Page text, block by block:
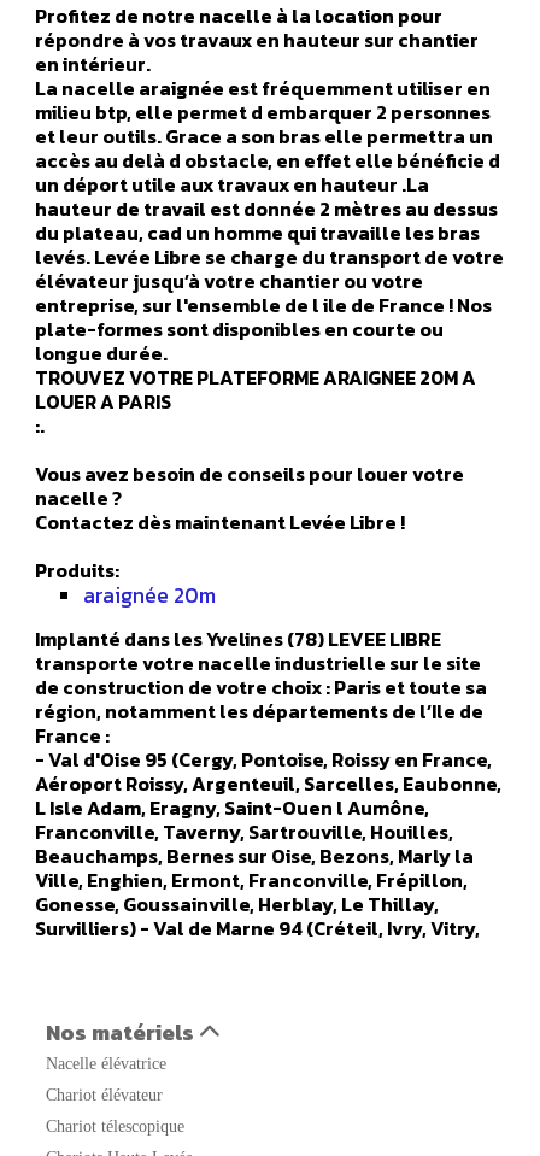
Profitez de notre nacelle à la location pour
répondre à vos travaux en hauteur sur chantier
en intérieur.
La nacelle araignée est fréquemment utiliser en
milieu btp, elle permet d embarquer 2 personnes
et leur outils. Grace a son bras elle permettra un
accès au delà d obstacle, en effet elle bénéficie d
un déport utile aux travaux en hauteur .La
hauteur de travail est donnée 2 mètres au dessus
du plateau, cad un homme qui travaille les bras
levés. Levée Libre se charge du transport de votre
élévateur jusqu’à votre chantier ou votre
entreprise, sur l'ensemble de l ile de France ! Nos
plate-formes sont disponibles en courte ou
longue durée.
TROUVEZ VOTRE PLATEFORME ARAIGNEE 20M A
LOUER A PARIS
:.
Vous avez besoin de conseils pour louer votre
nacelle ?
Contactez dès maintenant Levée Libre !
Produits:
araignée 20m
Implanté dans les Yvelines (78) LEVEE LIBRE
transporte votre nacelle industrielle sur le site
de construction de votre choix : Paris et toute sa
région, notamment les départements de l’Ile de
France :
- Val d'Oise 95 (Cergy, Pontoise, Roissy en France,
Aéroport Roissy, Argenteuil, Sarcelles, Eaubonne,
L Isle Adam, Eragny, Saint-Ouen l Aumône,
Franconville, Taverny, Sartrouville, Houilles,
Beauchamps, Bernes sur Oise, Bezons, Marly la
Ville, Enghien, Ermont, Franconville, Frépillon,
Gonesse, Goussainville, Herblay, Le Thillay,
Survilliers) - Val de Marne 94 (Créteil, Ivry, Vitry,
sur Marne, Chevilly Larue, Fresnes, Gentilly, Le
Kremlin Bicêtre, L Hays Les Roses, Maisons Alfort,
Nogent sur Marne, Orly, Aéroport Orly, Rungis,
Saint Maur des Fosses, Sucy en Brie, Thiais,
Vanves, Valenton, Villejuif, Villeneuve le Roi,
Villeneuve Saint Georges) - Seine Saint Denis 93
Nos matériels
Nacelle élévatrice
Chariot élévateur
Chariot télescopique